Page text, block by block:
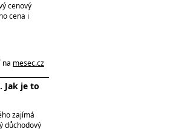
cenový
cena i
na mesec.cz
Jak je to
zajímá
důchodový